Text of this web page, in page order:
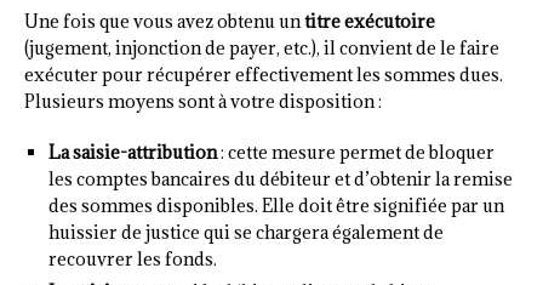
Une fois que vous avez obtenu untitre exécutoire
(jugement, injonction de payer, etc.), il convient de le faire
exécuter pour récupérer effectivement les sommes dues.
Plusieurs moyens sont à votre disposition :
La saisie-attribution: cette mesure permet de bloquer
les comptes bancaires du débiteur et d’obtenir la remise
des sommes disponibles. Elle doit être signifiée par un
huissier de justice qui se chargera également de
recouvrer les fonds.